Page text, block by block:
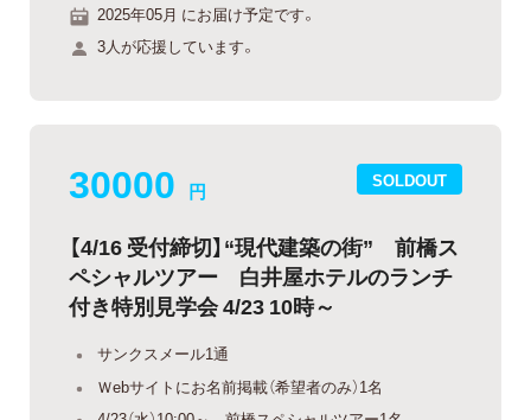
2025年05月 にお届け予定です。
3人が応援しています。
SOLDOUT
30000 円
【4/16 受付締切】“現代建築の街” 前橋ス
ペシャルツアー 白井屋ホテルのランチ
付き特別見学会 4/23 10時～
サンクスメール1通
Ｗebサイトにお名前掲載（希望者のみ）1名